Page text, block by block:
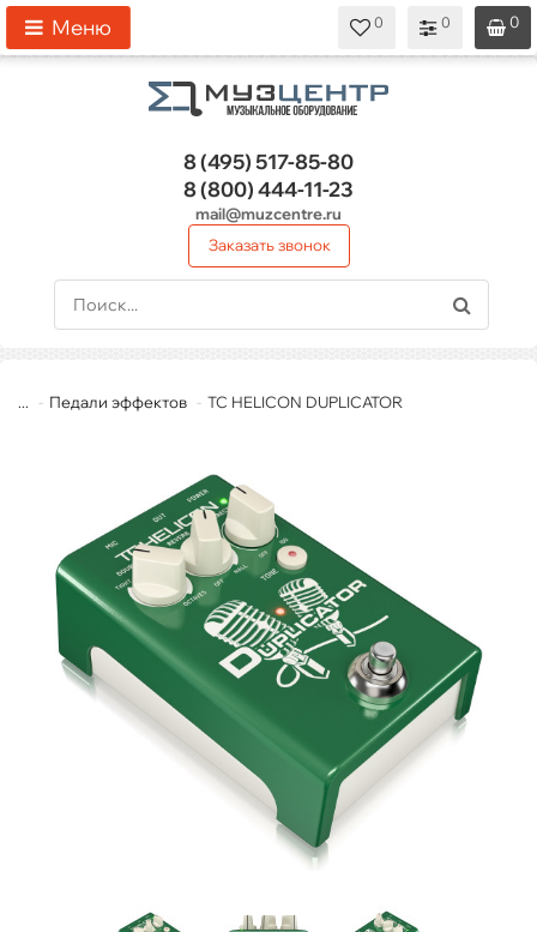
0
0
0
Меню
8 (495)517-85-80
8 (800)444-11-23
mail@muzcentre.ru
Заказать звонок
... Педали эффектов TC HELICON DUPLICATOR